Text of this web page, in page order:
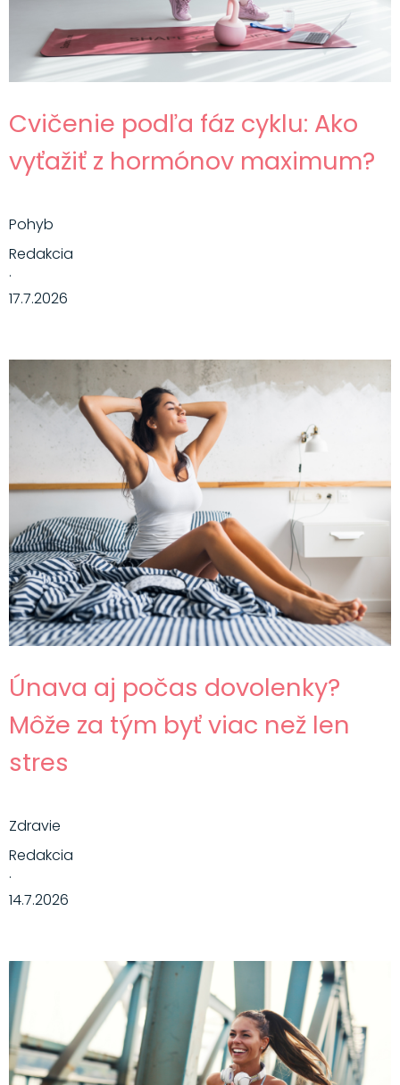
Cvičenie podľa fáz cyklu: Ako
vyťažiť z hormónov maximum?
Pohyb
Redakcia
·
17.7.2026
Únava aj počas dovolenky?
Môže za tým byť viac než len
stres
Zdravie
Redakcia
·
14.7.2026